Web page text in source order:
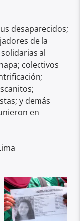
desaparecidos;
de la
al
colectivos
y demás
en